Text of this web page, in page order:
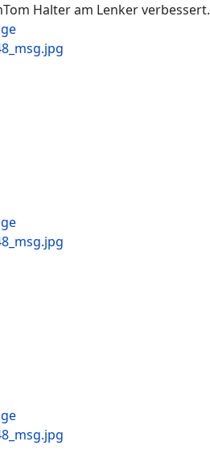
Halter am Lenker verbessert.